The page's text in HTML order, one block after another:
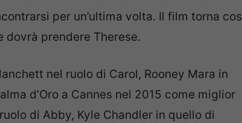
per un’ultima volta. Il film torna
dovrà prendere Therese.
nel ruolo di Carol, Rooney Mara in
d’Oro a Cannes nel 2015 come miglior
di Abby, Kyle Chandler in quello di